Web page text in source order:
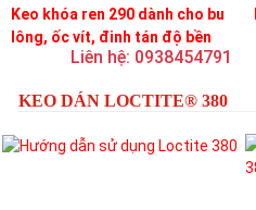
Keo khóa ren 290 dành cho bu
lông, ốc vít, đinh tán độ bền
trung bình, độ nhớt thấp
Liên hệ: 0938454791
KEO DÁN LOCTITE® 380